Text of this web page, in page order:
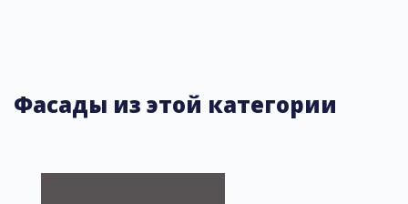
Фасады из этой категории